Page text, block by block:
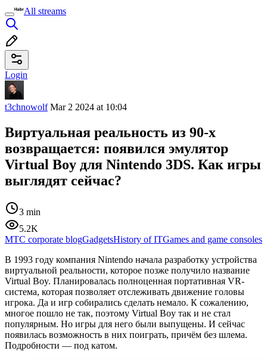
All streams
Login
t3chnowolfMar 2 2024 at 10:04
Виртуальная реальность из 90-х
возвращается: появился эмулятор
Virtual Boy для Nintendo 3DS. Как игры
выглядят сейчас?
3 min
5.2K
МТС corporate blogGadgetsHistory of ITGames and game consoles
В 1993 году компания Nintendo начала разработку устройства
виртуальной реальности, которое позже получило название
Virtual Boy. Планировалась полноценная портативная VR-
система, которая позволяет отслеживать движение головы
игрока. Да и игр собирались сделать немало. К сожалению,
многое пошло не так, поэтому Virtual Boy так и не стал
популярным. Но игры для него были выпущены. И сейчас
появилась возможность в них поиграть, причём без шлема.
Подробности — под катом.